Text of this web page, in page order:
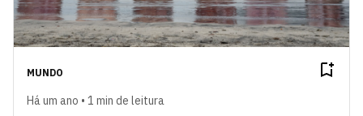
MUNDO
Há um ano • 1 min de leitura